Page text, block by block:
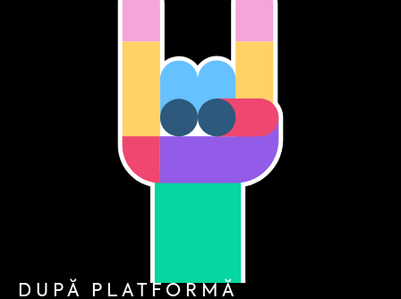
DUPĂ PLATFORMĂ